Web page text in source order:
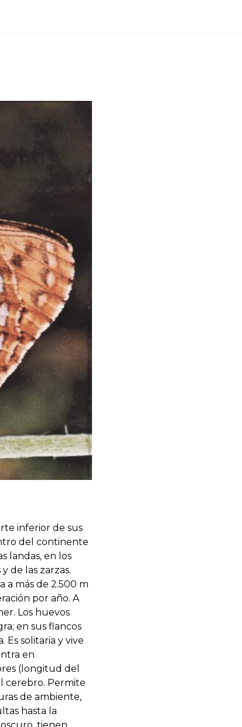
inferior de sus
del continente
landas, en los
de las zarzas.
más de 2.500 m
por año. A
Los huevos
en sus flancos
solitaria y vive
en
(longitud del
cerebro. Permite
de ambiente,
hasta la